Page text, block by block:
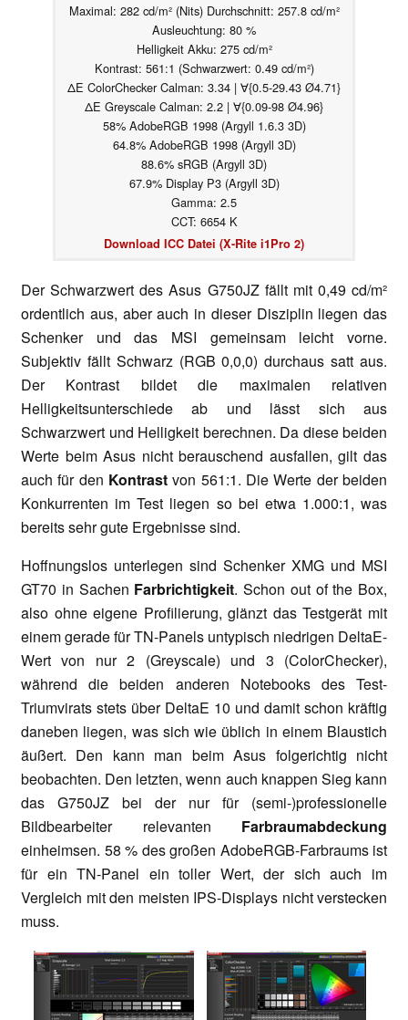
Maximal: 282 cd/m² (Nits) Durchschnitt: 257.8 cd/m²
Ausleuchtung: 80 %
Helligkeit Akku: 275 cd/m²
Kontrast: 561:1 (Schwarzwert: 0.49 cd/m²)
ΔE ColorChecker Calman: 3.34 | ∀{0.5-29.43 Ø4.71}
ΔE Greyscale Calman: 2.2 | ∀{0.09-98 Ø4.96}
58% AdobeRGB 1998 (Argyll 1.6.3 3D)
64.8% AdobeRGB 1998 (Argyll 3D)
88.6% sRGB (Argyll 3D)
67.9% Display P3 (Argyll 3D)
Gamma: 2.5
CCT: 6654 K
Download ICC Datei (X-Rite i1Pro 2)
Der Schwarzwert des Asus G750JZ fällt mit 0,49 cd/m²
ordentlich aus, aber auch in dieser Disziplin liegen das
Schenker und das MSI gemeinsam leicht vorne.
Subjektiv fällt Schwarz (RGB 0,0,0) durchaus satt aus.
Der Kontrast bildet die maximalen relativen
Helligkeitsunterschiede ab und lässt sich aus
Schwarzwert und Helligkeit berechnen. Da diese beiden
Werte beim Asus nicht berauschend ausfallen, gilt das
auch für den Kontrast von 561:1. Die Werte der beiden
Konkurrenten im Test liegen so bei etwa 1.000:1, was
bereits sehr gute Ergebnisse sind.
Hoffnungslos unterlegen sind Schenker XMG und MSI
GT70 in Sachen Farbrichtigkeit. Schon out of the Box,
also ohne eigene Profilierung, glänzt das Testgerät mit
einem gerade für TN-Panels untypisch niedrigen DeltaE-
Wert von nur 2 (Greyscale) und 3 (ColorChecker),
während die beiden anderen Notebooks des Test-
Triumvirats stets über DeltaE 10 und damit schon kräftig
daneben liegen, was sich wie üblich in einem Blaustich
äußert. Den kann man beim Asus folgerichtig nicht
beobachten. Den letzten, wenn auch knappen Sieg kann
das G750JZ bei der nur für (semi-)professionelle
Bildbearbeiter relevanten Farbraumabdeckung
einheimsen. 58 % des großen AdobeRGB-Farbraums ist
für ein TN-Panel ein toller Wert, der sich auch im
Vergleich mit den meisten IPS-Displays nicht verstecken
muss.